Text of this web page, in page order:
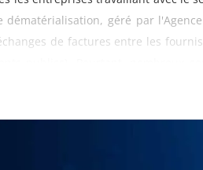
géré par
de factures entre les
cette plateforme complexe, se